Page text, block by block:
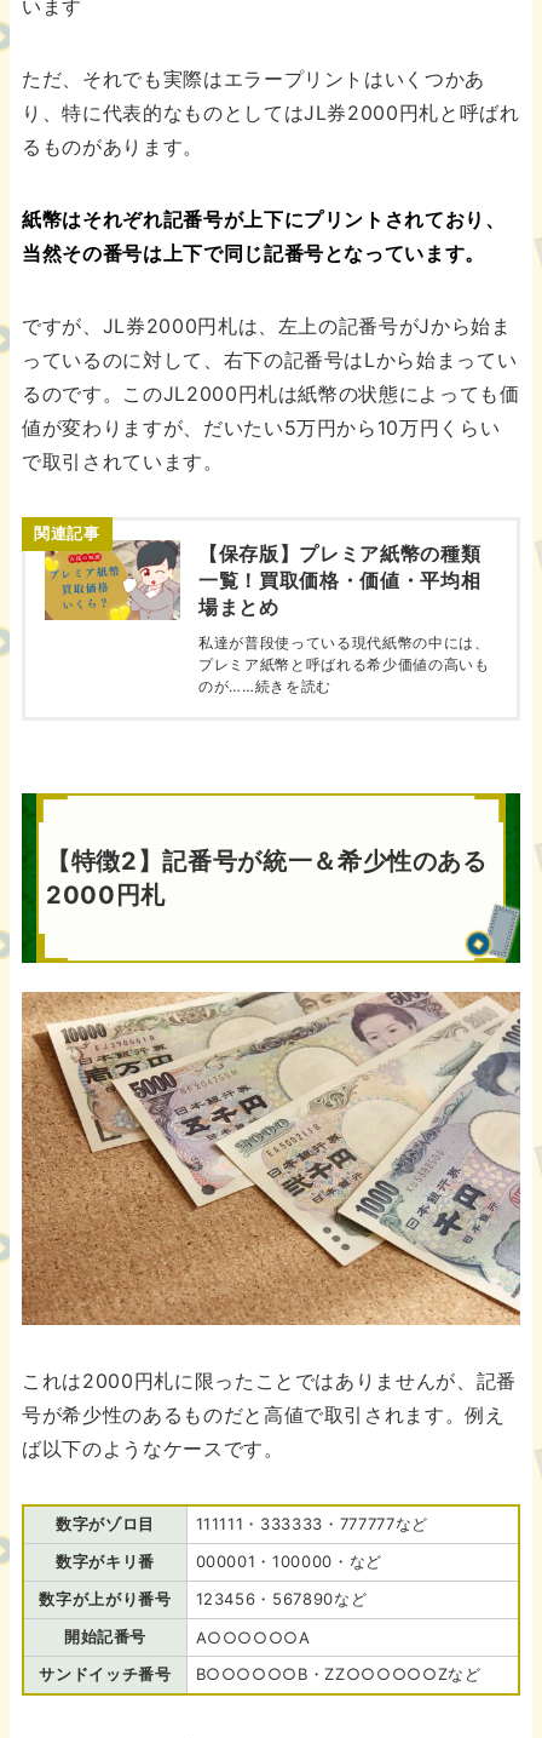
います
ただ、それでも実際はエラープリントはいくつかあ
り、特に代表的なものとしてはJL券2000円札と呼ばれ
るものがあります。
紙幣はそれぞれ記番号が上下にプリントされており、
当然その番号は上下で同じ記番号となっています。
ですが、JL券2000円札は、左上の記番号がJから始ま
っているのに対して、右下の記番号はLから始まってい
るのです。このJL2000円札は紙幣の状態によっても価
値が変わりますが、だいたい5万円から10万円くらい
で取引されています。
【保存版】プレミア紙幣の種類
一覧！買取価格・価値・平均相
場まとめ
私達が普段使っている現代紙幣の中には、
プレミア紙幣と呼ばれる希少価値の高いも
のが……続きを読む
【特徴2】記番号が統一＆希少性のある
2000円札
これは2000円札に限ったことではありませんが、記番
号が希少性のあるものだと高値で取引されます。例え
ば以下のようなケースです。
数字がゾロ目
111111・333333・777777など
数字がキリ番
000001・100000・など
数字が上がり番号
123456・567890など
開始記番号
A○○○○○○A
サンドイッチ番号
B○○○○○○B・ZZ○○○○○○Zなど